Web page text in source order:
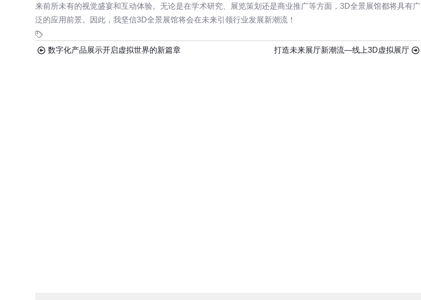
来前所未有的视觉盛宴和互动体验。无论是在学术研究、展览策划还是商业推广等方面，3D全景展馆都将具有广
泛的应用前景。因此，我坚信3D全景展馆将会在未来引领行业发展新潮流！
数字化产品展示开启虚拟世界的新篇章 打造未来展厅新潮流—线上3D虚拟展厅